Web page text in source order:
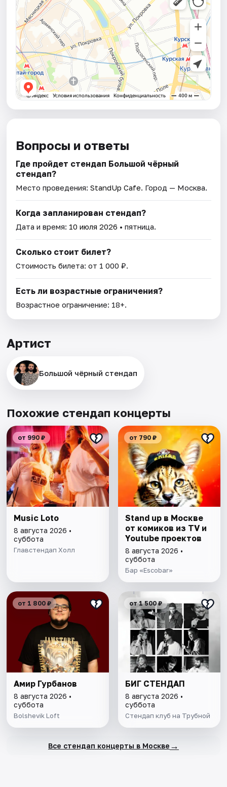
Вопросы и ответы
Где пройдет стендап Большой чёрный
стендап?
Место проведения:StandUp Cafe. Город — Москва.
Когда запланирован стендап?
Дата и время: 10 июля 2026 • пятница.
Сколько стоит билет?
Стоимость билета: от 1 000 ₽.
Есть ли возрастные ограничения?
Возрастное ограничение: 18+.
Артист
Большой чёрный стендап
Похожие стендап концерты
от 990 ₽
Music Loto
8 августа 2026 •
суббота
Главстендап Холл
от 790 ₽
Stand up в Москве
от комиков из TV и
Youtube проектов
8 августа 2026 •
суббота
Бар «Escobar»
от 1 800 ₽
Амир Гурбанов
8 августа 2026 •
суббота
Bolshevik Loft
от 1 500 ₽
БИГ СТЕНДАП
8 августа 2026 •
суббота
Стендап клуб на Трубной
Все стендап концерты в Москве →